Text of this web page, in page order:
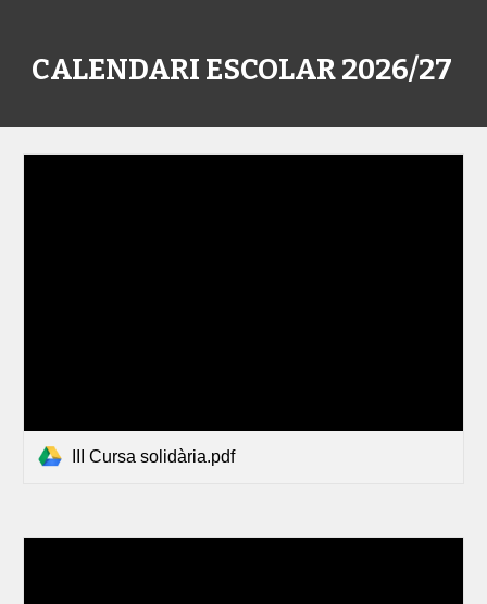
CALENDARI ESCOLAR 2026/27
III Cursa solidària.pdf